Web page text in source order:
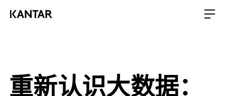
重新认识大数据：